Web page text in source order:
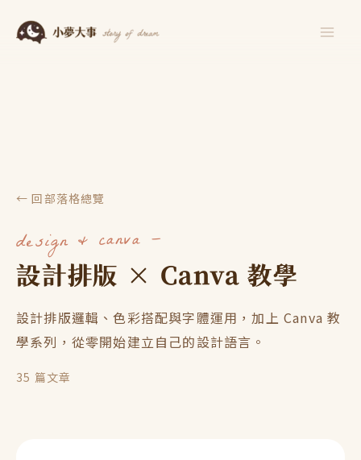
← 回部落格總覽
design & canva —
設計排版 × Canva 教學
設計排版邏輯、色彩搭配與字體運用，加上 Canva 教
學系列，從零開始建立自己的設計語言。
35 篇文章